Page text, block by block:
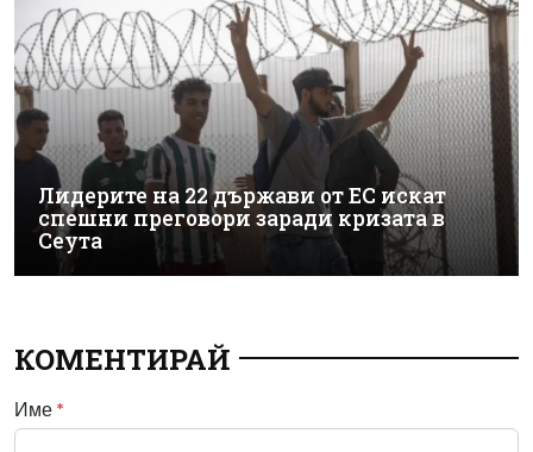
Лидерите на 22 държави от ЕС искат
спешни преговори заради кризата в
Сеута
КОМЕНТИРАЙ
Име *